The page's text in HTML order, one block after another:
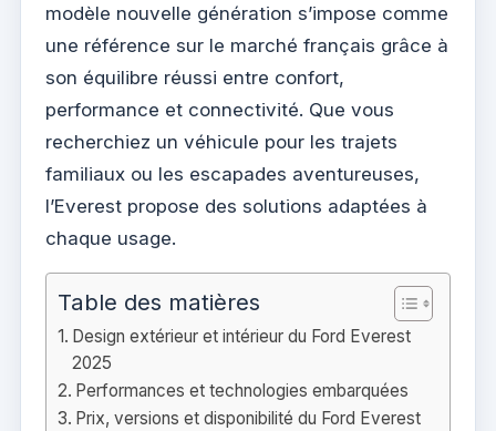
modèle nouvelle génération s’impose comme
une référence sur le marché français grâce à
son équilibre réussi entre confort,
performance et connectivité. Que vous
recherchiez un véhicule pour les trajets
familiaux ou les escapades aventureuses,
l’Everest propose des solutions adaptées à
chaque usage.
Table des matières
Design extérieur et intérieur du Ford Everest
2025
Performances et technologies embarquées
Prix, versions et disponibilité du Ford Everest